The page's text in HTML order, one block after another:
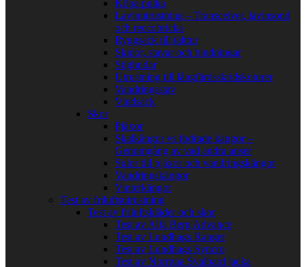
Köpa pulka
Lavinutrustning – Transceiver, lavinsond
och reccobricka
Ryggsäck till tälttur
Skidor, stavar och bindningar
Stighudar
Utrustning till långfärdsskridskoturer
Vandringsstav
Vindsäck
Skor
Pjäxor
Skalkängor vs fodrade kängor –
Genomgång av vad andra anser
Sulor till pjäxor och vandringskängor
Vandringskängor
Vinterkängor
Test av friluftsutrustning
Test av friluftskläder och skor
Test av Alfa Berg Advance
Test av Lundhags Ranger
Test av Lundhags Syncro
Test av Norrøna Svalbard jacka